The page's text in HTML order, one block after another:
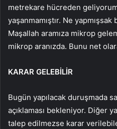
metrekare hücreden
yaşanmamıştır. Ne
Maşallah aramıza mikrop
mikrop aranızda. Bunu net
KARAR GELEBİLİR
Bugün yapılacak duruşmada
açıklaması bekleniyor. Diğer
talep edilmezse karar